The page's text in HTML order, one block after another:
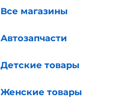
Все магазины
Автозапчасти
Детские товары
Женские товары